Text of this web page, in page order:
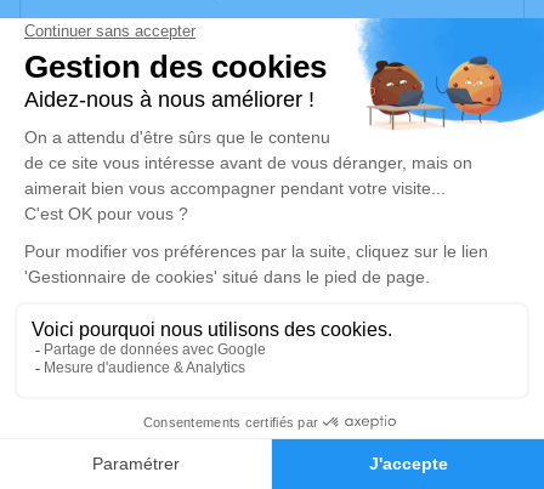
Faire-part Hommages
Nous vous invitons à utiliser cet espace pour laisser
vos condoléances, partager des photos souvenirs, une
anecdote ou exprimer vos pensées à travers des
poèmes ou des textes. Cet endroit est un lieu
d'expression dédié à honorer la mémoire de Béatrice
DE CASTELBAJAC DE LA CROIX.
Un service de plantation d’arbre hommage est
disponible ici
Je rends hommage
Cérémonie religieuse
mercredi 28 mai 2025 à 10h30
Église Saint-Pierre de Passirac